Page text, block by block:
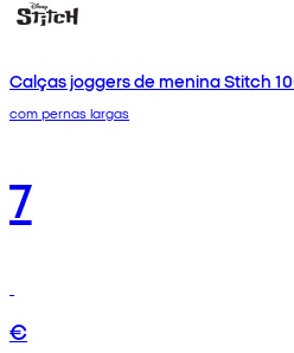
Calças joggers de menina Stitch
com pernas largas
7
€